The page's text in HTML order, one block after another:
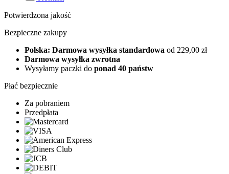
Potwierdzona jakość
Bezpieczne zakupy
Polska: Darmowa wysyłka standardowa od 229,00 zł
Darmowa wysyłka zwrotna
Wysyłamy paczki do ponad 40 państw
Płać bezpiecznie
Za pobraniem
Przedpłata